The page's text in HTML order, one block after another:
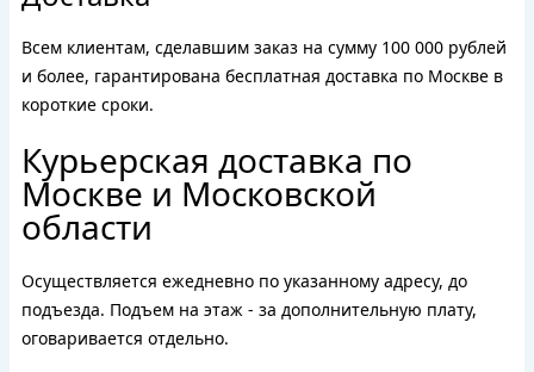
Всем клиентам, сделавшим заказ на сумму 100 000 рублей
и более, гарантирована бесплатная доставка по Москве в
короткие сроки.
Курьерская доставка по
Москве и Московской
области
Осуществляется ежедневно по указанному адресу, до
подъезда. Подъем на этаж - за дополнительную плату,
оговаривается отдельно.